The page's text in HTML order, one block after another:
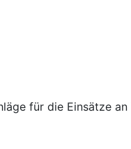
für die Einsätze